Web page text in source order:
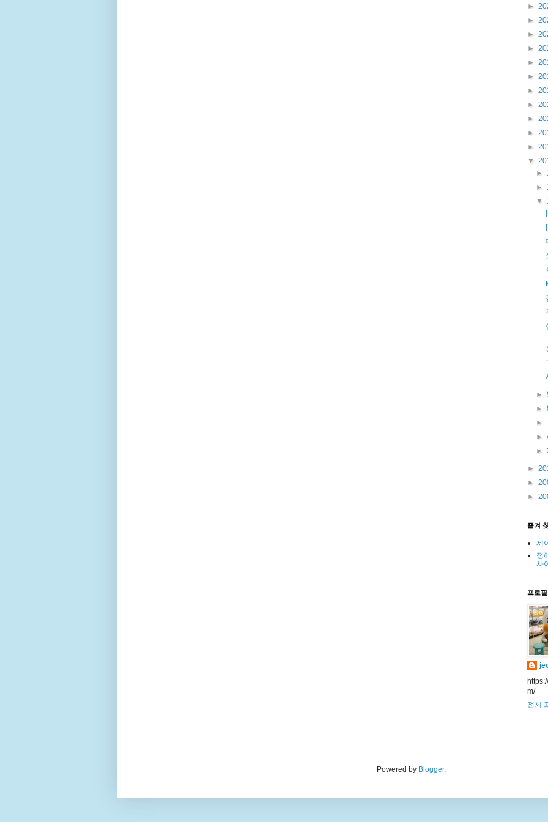
►
►
►
►
►
►
►
►
►
►
►
▼
►
►
▼
►
►
►
►
►
►
►
►
즐겨
제
정
사
프로필
m/
전체
Powered by Blogger.